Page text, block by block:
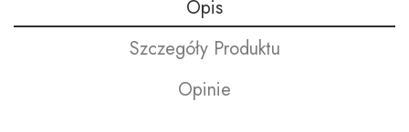
Opis
Szczegóły Produktu
Opinie